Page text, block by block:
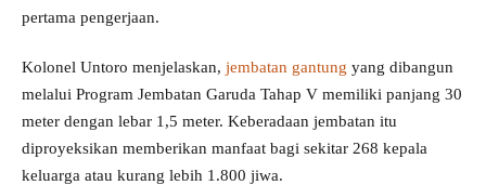
pertama pengerjaan.
Kolonel Untoro menjelaskan, jembatan gantung yang dibangun
melalui Program Jembatan Garuda Tahap V memiliki panjang 30
meter dengan lebar 1,5 meter. Keberadaan jembatan itu
diproyeksikan memberikan manfaat bagi sekitar 268 kepala
keluarga atau kurang lebih 1.800 jiwa.